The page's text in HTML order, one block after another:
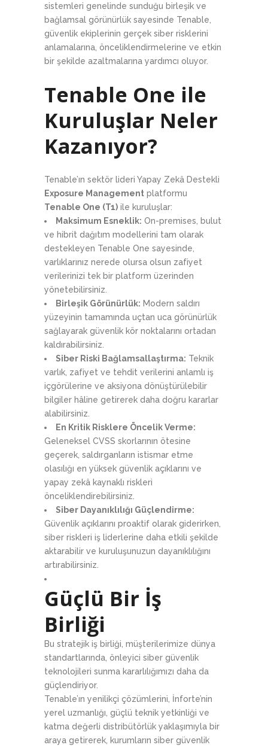
sistemleri genelinde sunduğu birleşik ve
bağlamsal görünürlük sayesinde Tenable,
güvenlik ekiplerinin gerçek siber risklerini
anlamalarına, önceliklendirmelerine ve etkin
bir şekilde azaltmalarına yardımcı oluyor.
Tenable One ile
Kuruluşlar Neler
Kazanıyor?
Tenable’ın sektör lideri Yapay Zekâ Destekli
Exposure Management platformu
Tenable One (T1) ile kuruluşlar:
Maksimum Esneklik: On-premises, bulut
ve hibrit dağıtım modellerini tam olarak
destekleyen Tenable One sayesinde,
varlıklarınız nerede olursa olsun zafiyet
verilerinizi tek bir platform üzerinden
yönetebilirsiniz.
Birleşik Görünürlük: Modern saldırı
yüzeyinin tamamında uçtan uca görünürlük
sağlayarak güvenlik kör noktalarını ortadan
kaldırabilirsiniz.
Siber Riski Bağlamsallaştırma: Teknik
varlık, zafiyet ve tehdit verilerini anlamlı iş
içgörülerine ve aksiyona dönüştürülebilir
bilgiler hâline getirerek daha doğru kararlar
alabilirsiniz.
En Kritik Risklere Öncelik Verme:
Geleneksel CVSS skorlarının ötesine
geçerek, saldırganların istismar etme
olasılığı en yüksek güvenlik açıklarını ve
yapay zekâ kaynaklı riskleri
önceliklendirebilirsiniz.
Siber Dayanıklılığı Güçlendirme:
Güvenlik açıklarını proaktif olarak giderirken,
siber riskleri iş liderlerine daha etkili şekilde
aktarabilir ve kuruluşunuzun dayanıklılığını
artırabilirsiniz.
Güçlü Bir İş
Birliği
Bu stratejik iş birliği, müşterilerimize dünya
standartlarında, önleyici siber güvenlik
teknolojileri sunma kararlılığımızı daha da
güçlendiriyor.
Tenable’ın yenilikçi çözümlerini, İnforte’nin
yerel uzmanlığı, güçlü teknik yetkinliği ve
katma değerli distribütörlük yaklaşımıyla bir
araya getirerek, kurumların siber güvenlik